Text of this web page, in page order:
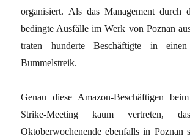
organisiert. Als das Management durch
bedingte Ausfälle im Werk von Poznan
traten hunderte Beschäftigte in einen
Bummelstreik.
Genau diese Amazon-Beschäftigen
Strike-Meeting kaum vertreten,
Oktoberwochenende ebenfalls in Poznan